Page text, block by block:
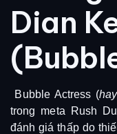
Dian
Bubble Actress (
trong meta Rush
đánh giá thấp do